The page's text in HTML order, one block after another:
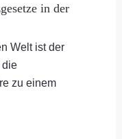
in der
Welt ist der
die
zu einem